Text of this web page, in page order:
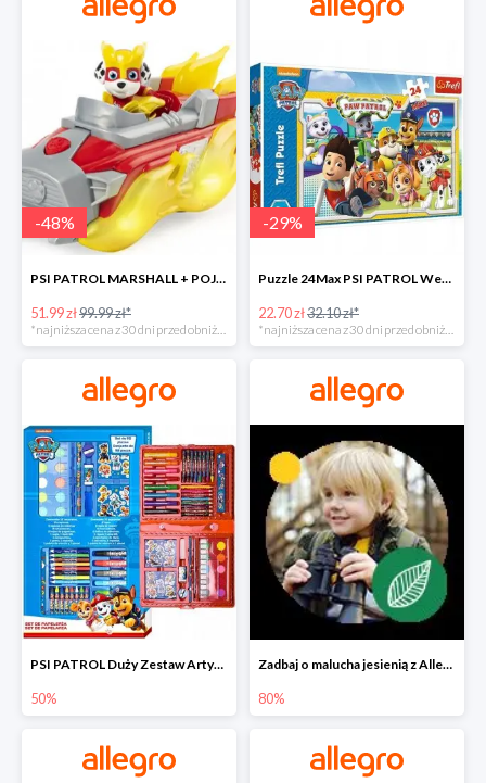
-48%
PSI PATROL MARSHALL + POJAZD WÓZ STRAŻACKI DŹWIĘK -48%
51.99 zł99.99 zł*
*najniższa cena z 30 dni przed obniżką
-29%
Puzzle 24Max PSI PATROL Wesoła drużyna TREFL -29%
22.70 zł32.10 zł*
*najniższa cena z 30 dni przed obniżką
PSI PATROL Duży Zestaw Artystyczny 52 elementy na piąty komplet -50%
50%
Zadbaj o malucha jesienią z Allegro do -80%
80%